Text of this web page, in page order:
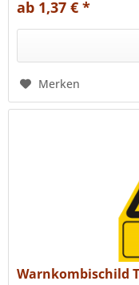
ab 1,37 € *
Merken
Warnkombischild